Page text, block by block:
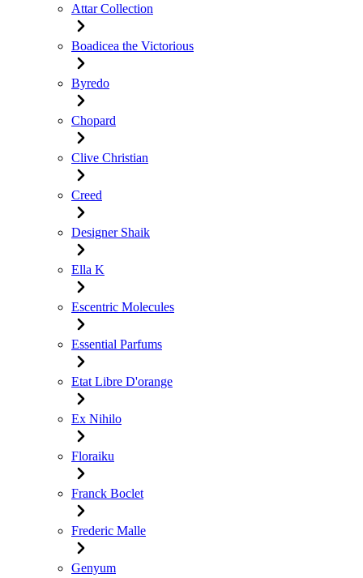
Attar Collection
Boadicea the Victorious
Byredo
Chopard
Clive Christian
Creed
Designer Shaik
Ella K
Escentric Molecules
Essential Parfums
Etat Libre D'orange
Ex Nihilo
Floraiku
Franck Boclet
Frederic Malle
Genyum